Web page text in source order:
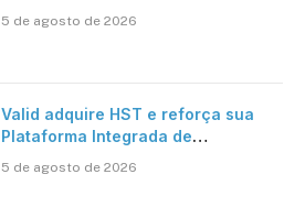
5 de agosto de 2026
Valid adquire HST e reforça sua
Plataforma Integrada de
5 de agosto de 2026